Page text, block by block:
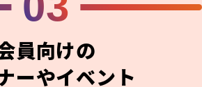
員向けの
ーやイベント